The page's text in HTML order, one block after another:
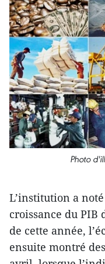
Photo
L’institution a
croissance du PIB
de cette année,
ensuite montré